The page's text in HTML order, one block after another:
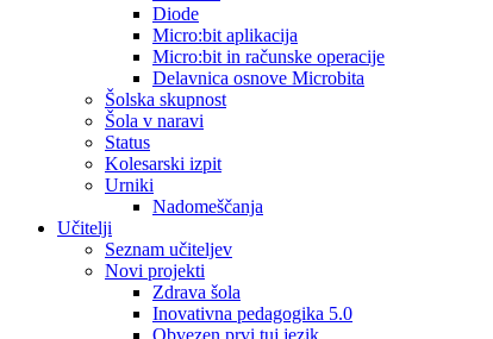
Diode
Micro:bit aplikacija
Micro:bit in računske operacije
Delavnica osnove Microbita
Šolska skupnost
Šola v naravi
Status
Kolesarski izpit
Urniki
Nadomeščanja
Učitelji
Seznam učiteljev
Novi projekti
Zdrava šola
Inovativna pedagogika 5.0
Obvezen prvi tuj jezik